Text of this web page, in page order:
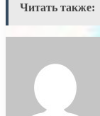
Читать также: